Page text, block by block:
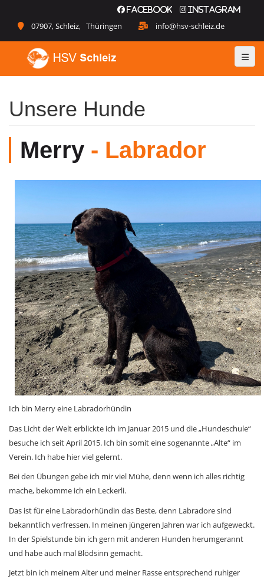
Facebook Instagram
07907, Schleiz, Thüringen info@hsv-schleiz.de
Unsere Hunde
Merry - Labrador
Ich bin Merry eine Labradorhündin
Das Licht der Welt erblickte ich im Januar 2015 und die „Hundeschule“
besuche ich seit April 2015. Ich bin somit eine sogenannte „Alte“ im
Verein. Ich habe hier viel gelernt.
Bei den Übungen gebe ich mir viel Mühe, denn wenn ich alles richtig
mache, bekomme ich ein Leckerli.
Das ist für eine Labradorhündin das Beste, denn Labradore sind
bekanntlich verfressen. In meinen jüngeren Jahren war ich aufgeweckt.
In der Spielstunde bin ich gern mit anderen Hunden herumgerannt
und habe auch mal Blödsinn gemacht.
Jetzt bin ich meinem Alter und meiner Rasse entsprechend ruhiger